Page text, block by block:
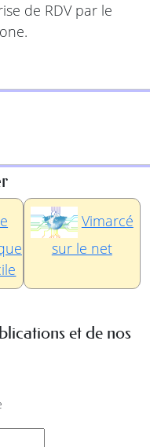
de RDV par le
Vimarcé
sur le net
et de nos